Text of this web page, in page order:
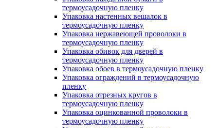
термоусадочную пленку
Упаковка настенных вешалок в
термоусадочную пленку
Упаковка нержавеющей проволоки в
термоусадочную пленку
Упаковка обивок для дверей в
термоусадочную пленку
Упаковка обоев в термоусадочную пленку
Упаковка ограждений в термоусадочную
пленку
Упаковка отрезных кругов в
термоусадочную пленку
Упаковка оцинкованной проволоки в
термоусадочную пленку